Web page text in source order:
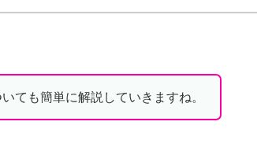
ても簡単に解説していきますね。